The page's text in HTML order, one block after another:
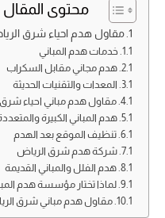
محتوى المقال
مقاول هدم احياء شرق
خدمات هدم المباني
هدم مجاني مقابل السكراب
المعدات والتقنيات الحديثة
مقاول هدم مباني احياء
هدم المباني الكبيرة
تنظيف الموقع بعد الهدم
شركة هدم شرق الرياض
هدم الفلل والمباني القديمة
لماذا تختار مؤسسة هدم
مقاول هدم مباني شرق